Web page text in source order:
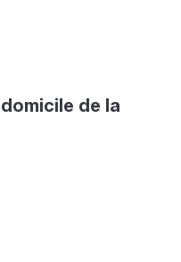
de la